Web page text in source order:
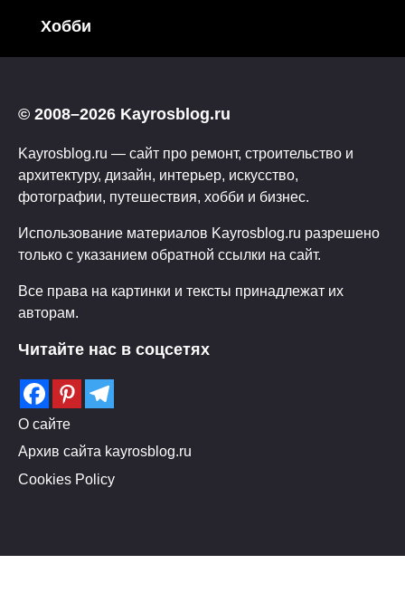
Хобби
© 2008–2026 Kayrosblog.ru
Kayrosblog.ru — сайт про ремонт, строительство и
архитектуру, дизайн, интерьер, искусство,
фотографии, путешествия, хобби и бизнес.
Использование материалов Kayrosblog.ru разрешено
только с указанием обратной ссылки на сайт.
Все права на картинки и тексты принадлежат их
авторам.
Читайте нас в соцсетях
О сайте
Архив сайта kayrosblog.ru
Cookies Policy